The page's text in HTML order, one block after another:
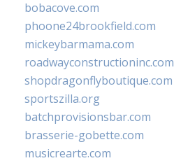
bobacove.com
phoone24brookfield.com
mickeybarmama.com
roadwayconstructioninc.com
shopdragonflyboutique.com
sportszilla.org
batchprovisionsbar.com
brasserie-gobette.com
musicrearte.com